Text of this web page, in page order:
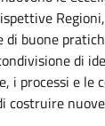
di buone
di
i processi e le
costruire